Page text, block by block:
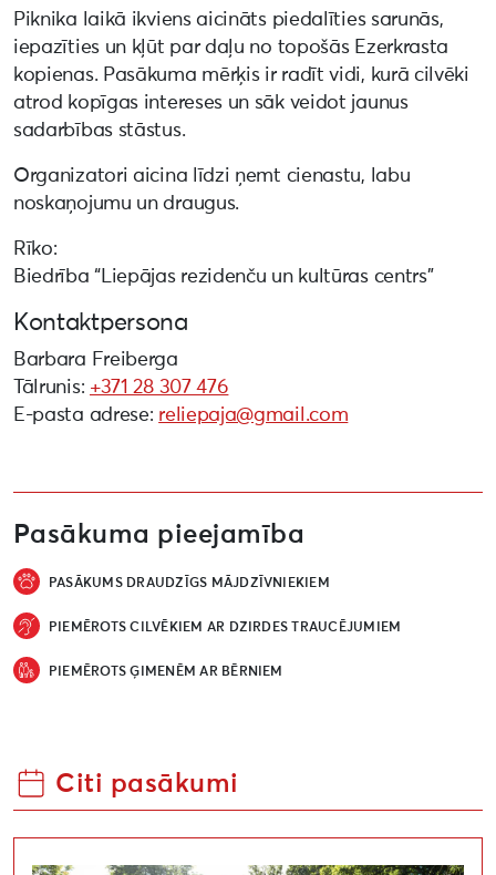
Piknika laikā ikviens aicināts piedalīties sarunās,
iepazīties un kļūt par daļu no topošās Ezerkrasta
kopienas. Pasākuma mērķis ir radīt vidi, kurā cilvēki
atrod kopīgas intereses un sāk veidot jaunus
sadarbības stāstus.
Organizatori aicina līdzi ņemt cienastu, labu
noskaņojumu un draugus.
Rīko:
Biedrība “Liepājas rezidenču un kultūras centrs”
Kontaktpersona
Barbara Freiberga
Tālrunis: +371 28 307 476
E-pasta adrese: reliepaja@gmail.com
Pasākuma pieejamība
PASĀKUMS DRAUDZĪGS MĀJDZĪVNIEKIEM
PIEMĒROTS CILVĒKIEM AR DZIRDES TRAUCĒJUMIEM
PIEMĒROTS ĢIMENĒM AR BĒRNIEM
Citi pasākumi